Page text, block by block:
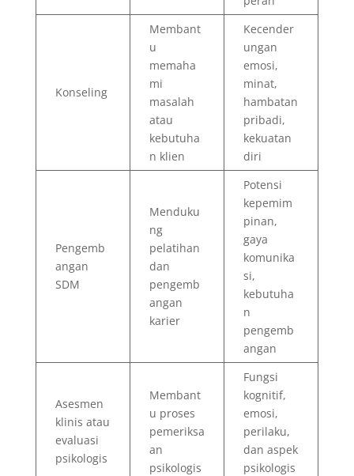
Konseling
Membant
u
memaha
mi
masalah
atau
kebutuha
n klien
Kecender
ungan
emosi,
minat,
hambatan
pribadi,
kekuatan
diri
Pengemb
angan
SDM
Menduku
ng
pelatihan
dan
pengemb
angan
karier
Potensi
kepemim
pinan,
gaya
komunika
si,
kebutuha
n
pengemb
angan
Asesmen
klinis atau
evaluasi
psikologis
Membant
u proses
pemeriksa
an
psikologis
Fungsi
kognitif,
emosi,
perilaku,
dan aspek
psikologis